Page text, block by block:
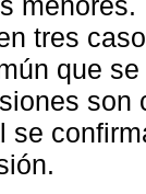
tres
que
son
se